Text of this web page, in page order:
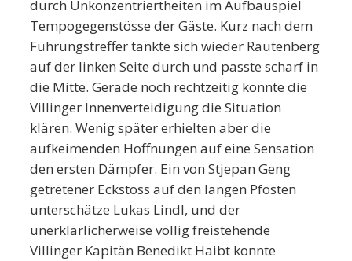
durch Unkonzentriertheiten im Aufbauspiel
Tempogegenstösse der Gäste. Kurz nach dem
Führungstreffer tankte sich wieder Rautenberg
auf der linken Seite durch und passte scharf in
die Mitte. Gerade noch rechtzeitig konnte die
Villinger Innenverteidigung die Situation
klären. Wenig später erhielten aber die
aufkeimenden Hoffnungen auf eine Sensation
den ersten Dämpfer. Ein von Stjepan Geng
getretener Eckstoss auf den langen Pfosten
unterschätze Lukas Lindl, und der
unerklärlicherweise völlig freistehende
Villinger Kapitän Benedikt Haibt konnte